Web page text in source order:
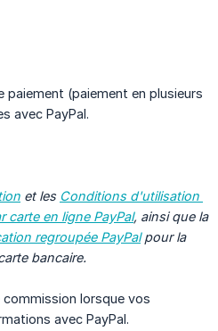
paiement (paiement en plusieurs
avec PayPal.
et les Conditions d'utilisation
carte en ligne PayPal
, ainsi que la
regroupée PayPal pour la
bancaire.
commission lorsque vos
avec PayPal.